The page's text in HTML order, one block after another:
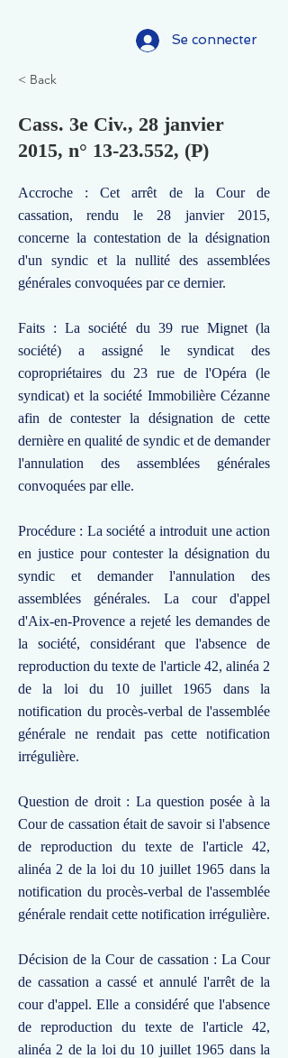
Se connecter
< Back
Cass. 3e Civ., 28 janvier
2015, n° 13-23.552, (P)
Accroche : Cet arrêt de la Cour de
cassation, rendu le 28 janvier 2015,
concerne la contestation de la désignation
d'un syndic et la nullité des assemblées
générales convoquées par ce dernier.
Faits : La société du 39 rue Mignet (la
société) a assigné le syndicat des
copropriétaires du 23 rue de l'Opéra (le
syndicat) et la société Immobilière Cézanne
afin de contester la désignation de cette
dernière en qualité de syndic et de demander
l'annulation des assemblées générales
convoquées par elle.
Procédure : La société a introduit une action
en justice pour contester la désignation du
syndic et demander l'annulation des
assemblées générales. La cour d'appel
d'Aix-en-Provence a rejeté les demandes de
la société, considérant que l'absence de
reproduction du texte de l'article 42, alinéa 2
de la loi du 10 juillet 1965 dans la
notification du procès-verbal de l'assemblée
générale ne rendait pas cette notification
irrégulière.
Question de droit : La question posée à la
Cour de cassation était de savoir si l'absence
de reproduction du texte de l'article 42,
alinéa 2 de la loi du 10 juillet 1965 dans la
notification du procès-verbal de l'assemblée
générale rendait cette notification irrégulière.
Décision de la Cour de cassation : La Cour
de cassation a cassé et annulé l'arrêt de la
cour d'appel. Elle a considéré que l'absence
de reproduction du texte de l'article 42,
alinéa 2 de la loi du 10 juillet 1965 dans la